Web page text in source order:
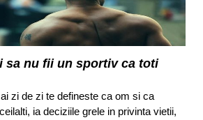
sa nu fii un sportiv ca toti
zi de zi te defineste ca om si ca
ia deciziile grele in privinta vietii,